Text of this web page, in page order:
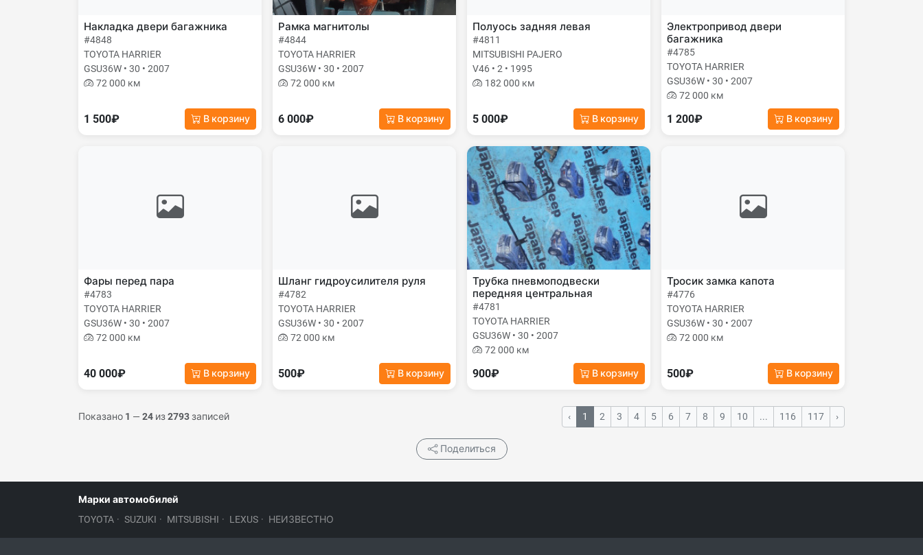
Накладка двери багажника
#4848
TOYOTA HARRIER
GSU36W • 30 • 2007
72 000 км
1 500₽ В корзину
Рамка магнитолы
#4844
TOYOTA HARRIER
GSU36W • 30 • 2007
72 000 км
6 000₽ В корзину
Полуось задняя левая
#4811
MITSUBISHI PAJERO
V46 • 2 • 1995
182 000 км
5 000₽ В корзину
Электропривод двери
багажника
#4785
TOYOTA HARRIER
GSU36W • 30 • 2007
72 000 км
1 200₽ В корзину
Фары перед пара
#4783
TOYOTA HARRIER
GSU36W • 30 • 2007
72 000 км
40 000₽ В корзину
Шланг гидроусилителя руля
#4782
TOYOTA HARRIER
GSU36W • 30 • 2007
72 000 км
500₽ В корзину
Трубка пневмоподвески
передняя центральная
#4781
TOYOTA HARRIER
GSU36W • 30 • 2007
72 000 км
900₽ В корзину
Тросик замка капота
#4776
TOYOTA HARRIER
GSU36W • 30 • 2007
72 000 км
500₽ В корзину
Показано 1 — 24 из2793записей ‹ 1 2 3 4 5 6 7 8 9 10 ... 116 117 ›
Поделиться
Марки автомобилей
TOYOTA · SUZUKI · MITSUBISHI · LEXUS · НЕИЗВЕСТНО